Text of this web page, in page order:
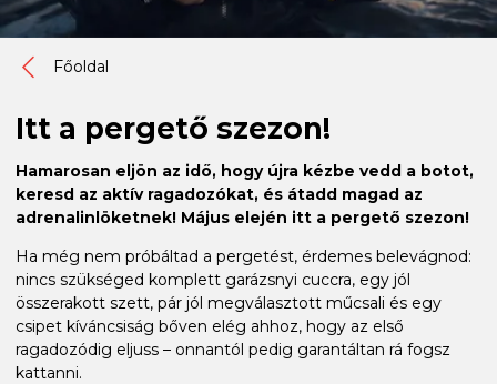
Főoldal
Itt a pergető szezon!
Hamarosan eljön az idő, hogy újra kézbe vedd a botot,
keresd az aktív ragadozókat, és átadd magad az
adrenalinlöketnek! Május elején itt a pergető szezon!
Ha még nem próbáltad a pergetést, érdemes belevágnod:
nincs szükséged komplett garázsnyi cuccra, egy jól
összerakott szett, pár jól megválasztott műcsali és egy
csipet kíváncsiság bőven elég ahhoz, hogy az első
ragadozódig eljuss – onnantól pedig garantáltan rá fogsz
kattanni.